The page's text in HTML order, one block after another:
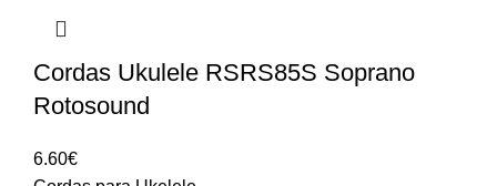
Cordas Ukulele RSRS85S Soprano
Rotosound
6.60€